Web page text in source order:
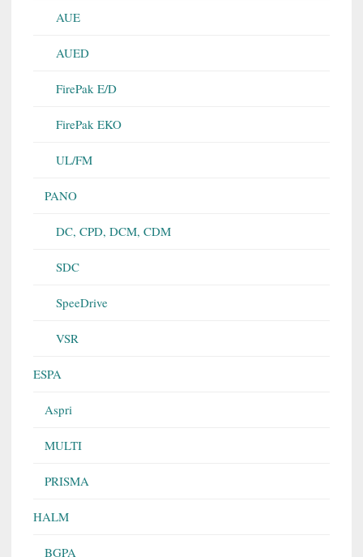
AUE
AUED
FirePak E/D
FirePak EKO
UL/FM
PANO
DC, CPD, DCM, CDM
SDC
SpeeDrive
VSR
ESPA
Aspri
MULTI
PRISMA
HALM
BGPA